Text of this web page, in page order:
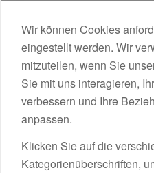
Wir können Cookies
eingestellt werden. Wir
mitzuteilen, wenn Sie
Sie mit uns interagieren,
verbessern und Ihre
anpassen.
Klicken Sie auf die
Kategorienüberschriften,